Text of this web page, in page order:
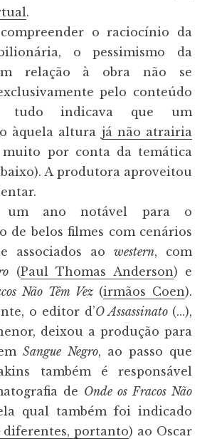
.
o raciocínio da
o pessimismo da
relação à obra não se
pelo conteúdo
tudo indicava que um
àquela altura já não atrairia
muito por conta da temática
A produtora aproveitou
um ano notável para o
de belos filmes com cenários
associados ao western, com
(Paul Thomas Anderson) e
Não Têm Vez(irmãos Coen).
o editor d’O Assassinato (…),
deixou a produção para
Sangue Negro, ao passo que
também é responsável
de Onde os Fracos Não
qual também foi indicado
diferentes, portanto) ao Oscar